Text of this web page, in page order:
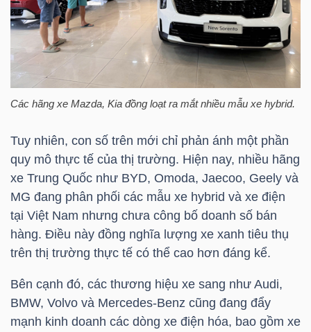
Các hãng xe Mazda, Kia đồng loạt ra mắt nhiều mẫu xe hybrid.
Tuy nhiên, con số trên mới chỉ phản ánh một phần
quy mô thực tế của thị trường. Hiện nay, nhiều hãng
xe Trung Quốc như BYD, Omoda, Jaecoo, Geely và
MG đang phân phối các mẫu xe hybrid và xe điện
tại Việt Nam nhưng chưa công bố doanh số bán
hàng. Điều này đồng nghĩa lượng xe xanh tiêu thụ
trên thị trường thực tế có thể cao hơn đáng kể.
Bên cạnh đó, các thương hiệu xe sang như Audi,
BMW, Volvo và Mercedes-Benz cũng đang đẩy
mạnh kinh doanh các dòng xe điện hóa, bao gồm xe
TÀI
CÁ
NHÂN
PHÂN
TÍCH
VIETSTOCKFINANCE
MÔ